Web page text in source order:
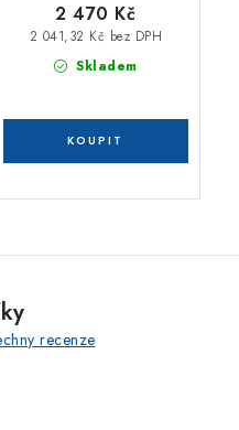
Skladem
2 041,32 Kč bez DPH
2 470 Kč
recenze